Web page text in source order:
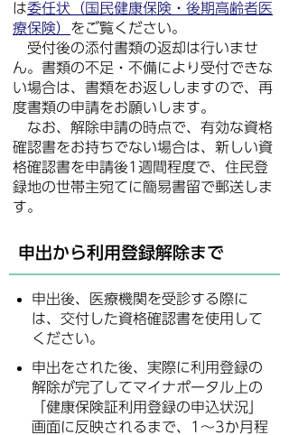
は委任状（国民健康保険・後期高齢者医
療保険） をご覧ください。
受付後の添付書類の返却は行いませ
ん。書類の不足・不備により受付できな
い場合は、書類をお返ししますので、再
度書類の申請をお願いします。
なお、解除申請の時点で、有効な資格
確認書をお持ちでない場合は、新しい資
格確認書を申請後1週間程度で、住民登
録地の世帯主宛てに簡易書留で郵送しま
す。
申出から利用登録解除まで
申出後、医療機関を受診する際に
は、交付した資格確認書を使用して
ください。
申出をされた後、実際に利用登録の
解除が完了してマイナポータル上の
「健康保険証利用登録の申込状況」
画面に反映されるまで、1～3か月程